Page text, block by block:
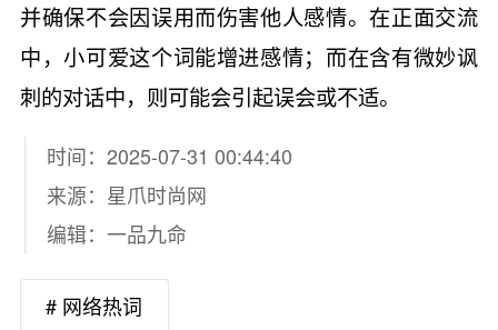
并确保不会因误用而伤害他人感情。在正面交流
中，小可爱这个词能增进感情；而在含有微妙讽
刺的对话中，则可能会引起误会或不适。
时间：2025-07-31 00:44:40
来源： 星爪时尚网
编辑：一品九命
# 网络热词